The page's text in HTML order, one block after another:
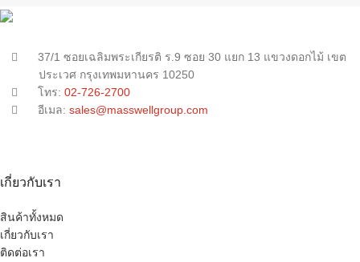
37/1 ซอยเฉลิมพระเกียรติ ร.9 ซอย 30 แยก 13 แขวงดอกไม้ เขต
ประเวศ กรุงเทพมหานคร 10250
โทร: 02-726-2700
อีเมล: sales@masswellgroup.com
เกี่ยวกับเรา
สินค้าทั้งหมด
เกี่ยวกับเรา
ติดต่อเรา